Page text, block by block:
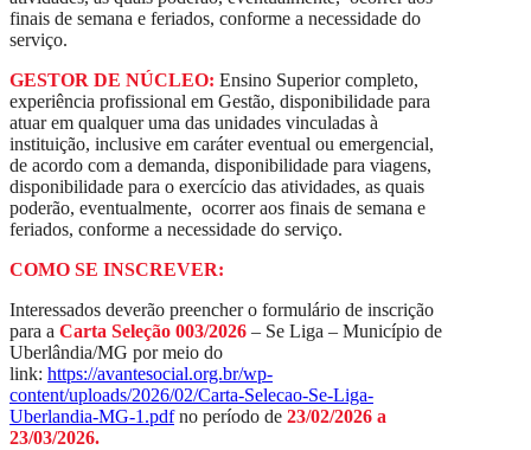
finais de semana e feriados, conforme a necessidade do
serviço.
GESTOR DE NÚCLEO: Ensino Superior completo,
experiência profissional em Gestão, disponibilidade para
atuar em qualquer uma das unidades vinculadas à
instituição, inclusive em caráter eventual ou emergencial,
de acordo com a demanda, disponibilidade para viagens,
disponibilidade para o exercício das atividades, as quais
poderão, eventualmente, ocorrer aos finais de semana e
feriados, conforme a necessidade do serviço.
COMO SE INSCREVER:
Interessados deverão preencher o formulário de inscrição
para a Carta Seleção 003/2026 – Se Liga – Município de
Uberlândia/MG por meio do
link: https://avantesocial.org.br/wp-
content/uploads/2026/02/Carta-Selecao-Se-Liga-
Uberlandia-MG-1.pdfno período de 23/02/2026 a
23/03/2026.